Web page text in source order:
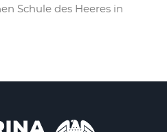
Schule des Heeres in